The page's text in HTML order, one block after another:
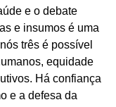
e o debate
e insumos é uma
três é possível
equidade
Há confiança
e a defesa da